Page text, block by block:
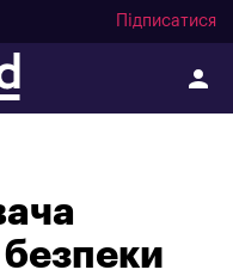
Підписатися